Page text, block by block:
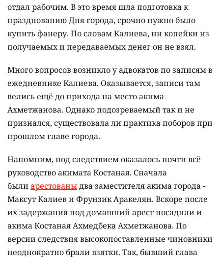
отдал рабочим. В это время шла подготовка к
празднованию Дня города, срочно нужно было
купить фанеру. По словам Калиева, ни копейки из
получаемых и передаваемых денег он не взял.
Много вопросов возникло у адвокатов по записям в
ежедневнике Калиева. Оказывается, записи там
велись ещё до прихода на место акима
Ахметжанова. Однако подозреваемый так и не
признался, существовала ли практика поборов при
прошлом главе города.
Напомним, под следствием оказалось почти всё
руководство акимата Костаная. Сначала
былиарестованыдва заместителя акима города -
Максут Калиев и Фрунзик Аракелян. Вскоре после
их задержания под домашний арест посадили и
акима Костаная Ахмедбека Ахметжанова. По
версии следствия высокопоставленные чиновники
неоднократно брали взятки. Так, бывший глава